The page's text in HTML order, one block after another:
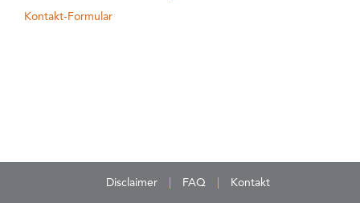
Kontakt-Formular
Disclaimer FAQ Kontakt